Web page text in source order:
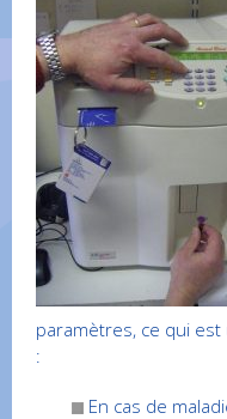
paramètres, ce qui
:
En cas de